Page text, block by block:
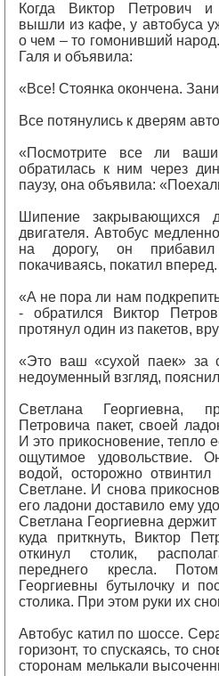
Когда Виктор Петрович и
вышли из кафе, у автобуса
о чем – то гомонивший
Галя и объявила:
«Все! Стоянка окончена.
Все потянулись к дверям
«Посмотрите все ли
обратилась к ним через
паузу, она объявила:
Шипение закрывающихся
двигателя. Автобус
на дорогу, он
покачиваясь, покатил вперед.
«А не пора ли нам
- обратился Виктор
протянул один из пакетов,
«Это ваш «сухой паек» за
недоуменный взгляд,
Светлана Георгиевна,
Петровича пакет, своей
И это прикосновение, тепло
ощутимое удовольствие.
водой, осторожно
Светлане. И снова
его ладони доставило ему
Светлана Георгиевна
куда приткнуть, Виктор
откинул столик,
переднего кресла.
Георгиевны бутылочку и
столика. При этом руки их
Автобус катил по шоссе.
горизонт, то спускаясь, то
сторонам мелькали